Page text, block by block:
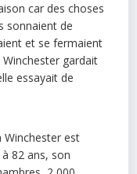
car des choses
sonnaient de
et se fermaient
gardait
essayait de
est
82 ans, son